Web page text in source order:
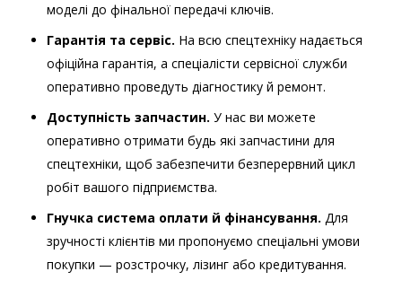
моделі до фінальної передачі ключів.
Гарантія та сервіс. На всю спецтехніку надається
офіційна гарантія, а спеціалісти сервісної служби
оперативно проведуть діагностику й ремонт.
Доступність запчастин. У нас ви можете
оперативно отримати будь які запчастини для
спецтехніки, щоб забезпечити безперервний цикл
робіт вашого підприємства.
Гнучка система оплати й фінансування. Для
зручності клієнтів ми пропонуємо спеціальні умови
покупки — розстрочку, лізинг або кредитування.